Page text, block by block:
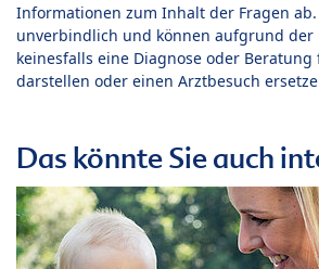
Informationen zum Inhalt der Fragen
unverbindlich und können aufgrund der
keinesfalls eine Diagnose oder
darstellen oder einen Arztbesuch
Das könnte Sie auch